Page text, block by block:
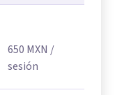
650 MXN /
sesión